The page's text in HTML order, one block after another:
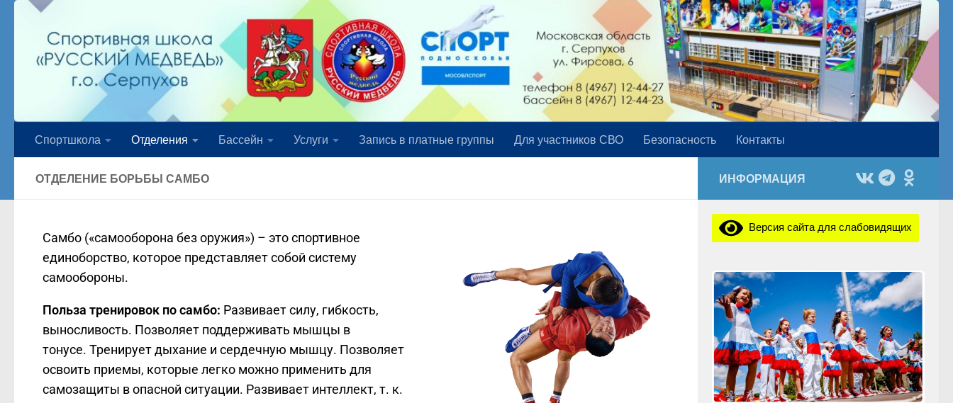
Спортшкола Отделения Бассейн Услуги Запись в платные группы Для участников СВО Безопасность Контакты
ОТДЕЛЕНИЕ БОРЬБЫ САМБО
Самбо («самооборона без оружия») – это спортивное
единоборство, которое представляет собой систему
самообороны.
Польза тренировок по самбо: Развивает силу, гибкость,
выносливость. Позволяет поддерживать мышцы в
тонусе. Тренирует дыхание и сердечную мышцу. Позволяет
освоить приемы, которые легко можно применить для
самозащиты в опасной ситуации. Развивает интеллект, т. к.
ИНФОРМАЦИЯ
Версия сайта для слабовидящих